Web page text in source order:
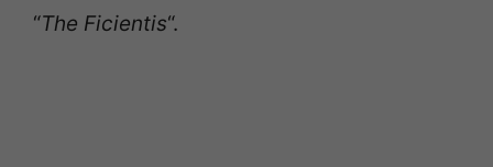
“The Ficientis“.